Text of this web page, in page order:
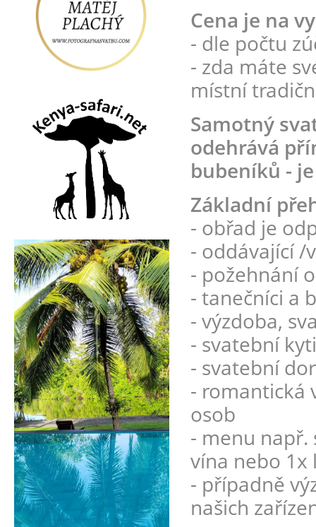
Cena je na
- dle počtu
- zda máte
místní
Samotný
odehrává
bubeníků -
Základní
- obřad je
- oddávající /
- požehnání
- tanečníci a
- výzdoba,
- svatební
- svatební
- romantická
osob
- menu např.
vína nebo 1x
- případně
našich